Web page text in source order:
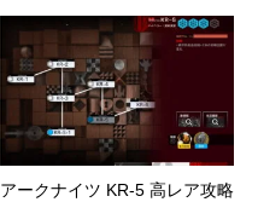
アークナイツ KR-5 高レア攻略